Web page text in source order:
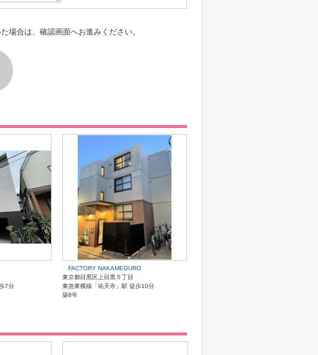
場合は、確認画面へお進みください。
7分
FACTORY NAKAMEGURO
東京都目黒区上目黒５丁目
東急東横線「祐天寺」駅 徒歩10分
築8年